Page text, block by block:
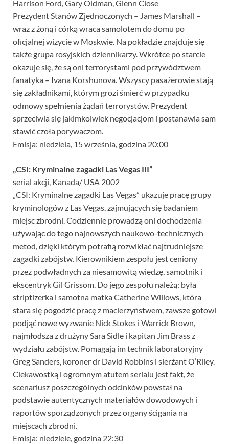
Harrison Ford, Gary Oldman, Glenn Close
Prezydent Stanów Zjednoczonych – James Marshall –
wraz z żoną i córką wraca samolotem do domu po
oficjalnej wizycie w Moskwie. Na pokładzie znajduje się
także grupa rosyjskich dziennikarzy. Wkrótce po starcie
okazuje się, że są oni terrorystami pod przywództwem
fanatyka – Ivana Korshunova. Wszyscy pasażerowie stają
się zakładnikami, którym grozi śmierć w przypadku
odmowy spełnienia żądań terrorystów. Prezydent
sprzeciwia się jakimkolwiek negocjacjom i postanawia sam
stawić czoła porywaczom.
Emisja: niedziela, 15 września, godzina 20:00
„CSI: Kryminalne zagadki Las Vegas III”
serial akcji, Kanada/ USA 2002
„CSI: Kryminalne zagadki Las Vegas” ukazuje pracę grupy
kryminologów z Las Vegas, zajmujących się badaniem
miejsc zbrodni. Codziennie prowadzą oni dochodzenia
używając do tego najnowszych naukowo-technicznych
metod, dzięki którym potrafią rozwikłać najtrudniejsze
zagadki zabójstw. Kierownikiem zespołu jest ceniony
przez podwładnych za niesamowitą wiedzę, samotnik i
ekscentryk Gil Grissom. Do jego zespołu należą: była
striptizerka i samotna matka Catherine Willows, która
stara się pogodzić pracę z macierzyństwem, zawsze gotowi
podjąć nowe wyzwanie Nick Stokes i Warrick Brown,
najmłodsza z drużyny Sara Sidle i kapitan Jim Brass z
wydziału zabójstw. Pomagają im technik laboratoryjny
Greg Sanders, koroner dr David Robbins i sierżant O’Riley.
Ciekawostką i ogromnym atutem serialu jest fakt, że
scenariusz poszczególnych odcinków powstał na
podstawie autentycznych materiałów dowodowych i
raportów sporządzonych przez organy ścigania na
miejscach zbrodni.
Emisja: niedziele, godzina 22:30